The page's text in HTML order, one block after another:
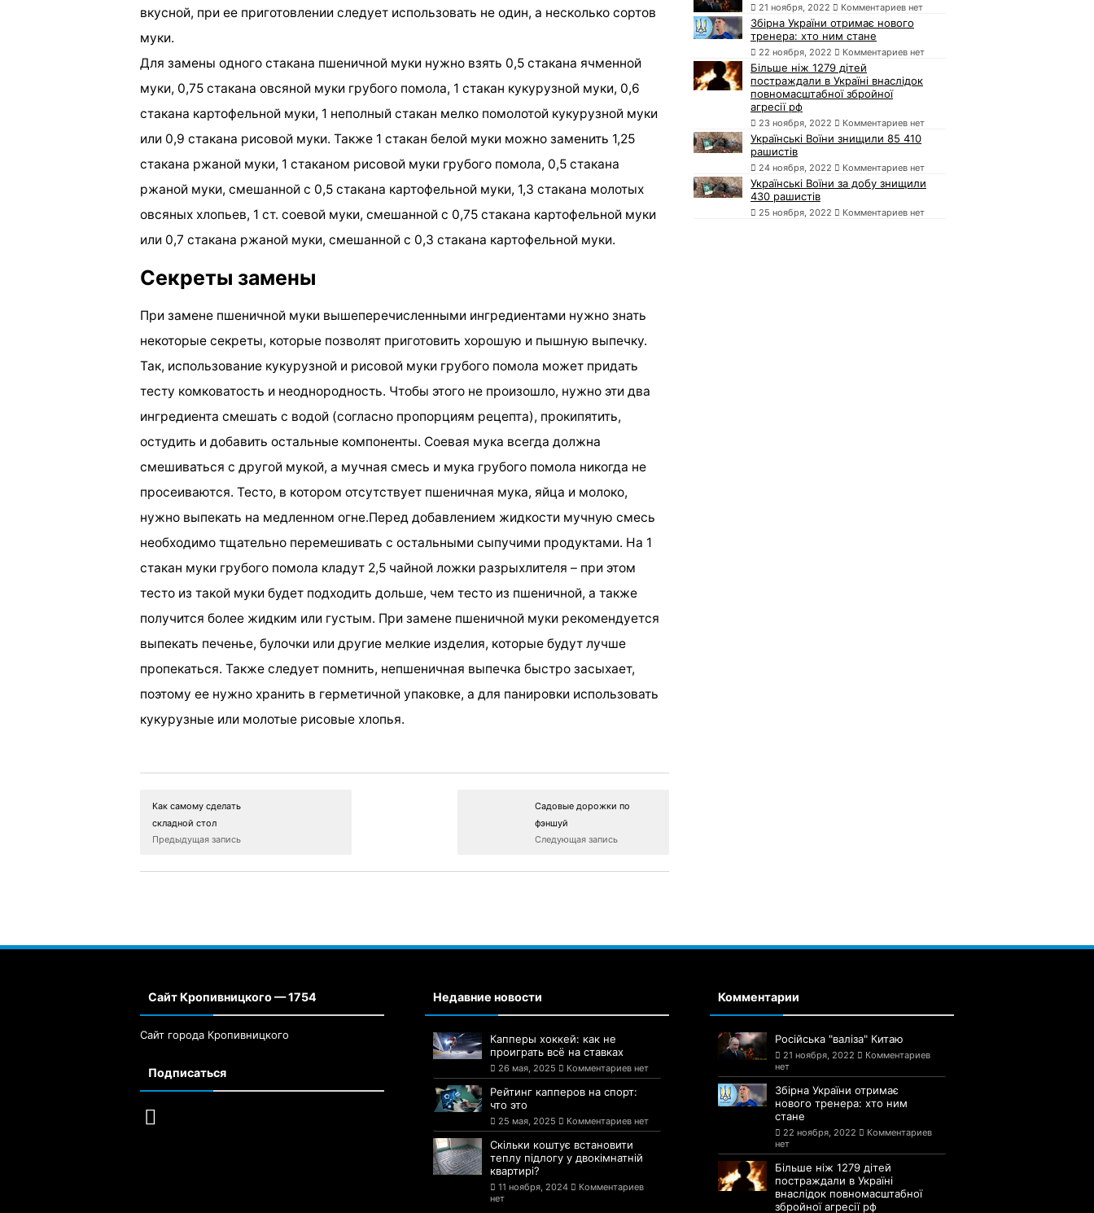
вкусной, при ее приготовлении следует использовать не один, а несколько сортов
муки.
Для замены одного стакана пшеничной муки нужно взять 0,5 стакана ячменной
муки, 0,75 стакана овсяной муки грубого помола, 1 стакан кукурузной муки, 0,6
стакана картофельной муки, 1 неполный стакан мелко помолотой кукурузной муки
или 0,9 стакана рисовой муки. Также 1 стакан белой муки можно заменить 1,25
стакана ржаной муки, 1 стаканом рисовой муки грубого помола, 0,5 стакана
ржаной муки, смешанной с 0,5 стакана картофельной муки, 1,3 стакана молотых
овсяных хлопьев, 1 ст. соевой муки, смешанной с 0,75 стакана картофельной муки
или 0,7 стакана ржаной муки, смешанной с 0,3 стакана картофельной муки.
Секреты замены
При замене пшеничной муки вышеперечисленными ингредиентами нужно знать
некоторые секреты, которые позволят приготовить хорошую и пышную выпечку.
Так, использование кукурузной и рисовой муки грубого помола может придать
тесту комковатость и неоднородность. Чтобы этого не произошло, нужно эти два
ингредиента смешать с водой (согласно пропорциям рецепта), прокипятить,
остудить и добавить остальные компоненты. Соевая мука всегда должна
смешиваться с другой мукой, а мучная смесь и мука грубого помола никогда не
просеиваются. Тесто, в котором отсутствует пшеничная мука, яйца и молоко,
нужно выпекать на медленном огне.Перед добавлением жидкости мучную смесь
необходимо тщательно перемешивать с остальными сыпучими продуктами. На 1
стакан муки грубого помола кладут 2,5 чайной ложки разрыхлителя – при этом
тесто из такой муки будет подходить дольше, чем тесто из пшеничной, а также
получится более жидким или густым. При замене пшеничной муки рекомендуется
выпекать печенье, булочки или другие мелкие изделия, которые будут лучше
пропекаться. Также следует помнить, непшеничная выпечка быстро засыхает,
поэтому ее нужно хранить в герметичной упаковке, а для панировки использовать
кукурузные или молотые рисовые хлопья.
Как самому сделать
складной стол
Предыдущая запись
Садовые дорожки по
фэншуй
Следующая запись
21 ноября, 2022 Комментариев нет
Збірна України отримає нового
тренера: хто ним стане
22 ноября, 2022 Комментариев нет
Більше ніж 1279 дітей
постраждали в Україні внаслідок
повномасштабної збройної
агресії рф
23 ноября, 2022 Комментариев нет
Українські Воїни знищили 85 410
рашистів
24 ноября, 2022 Комментариев нет
Українські Воїни за добу знищили
430 рашистів
25 ноября, 2022 Комментариев нет
Сайт Кропивницкого — 1754
Сайт города Кропивницкого
Подписаться
Недавние новости
Капперы хоккей: как не
проиграть всё на ставках
26 мая, 2025 Комментариев нет
Рейтинг капперов на спорт:
что это
25 мая, 2025 Комментариев нет
Скільки коштує встановити
теплу підлогу у двокімнатній
квартирі?
11 ноября, 2024
Комментариев
нет
Комментарии
Російська "валіза" Китаю
21 ноября, 2022
Комментариев
нет
Збірна України отримає
нового тренера: хто ним
стане
22 ноября, 2022
Комментариев
нет
Більше ніж 1279 дітей
постраждали в Україні
внаслідок повномасштабної
збройної агресії рф